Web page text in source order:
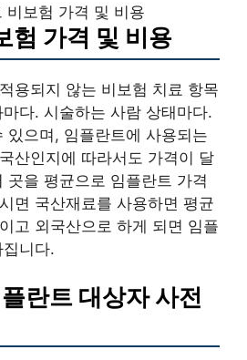
비보험 가격 및 비용
험 가격 및 비용
용되지 않는 비보험 치료 항목
다. 시술하는 사람 상태마다.
있으며, 임플란트에 사용되는
산인지에 따라서도 가격이 달
곳을 평균으로 임플란트 가격
면 국산재료를 사용하면 평균
고 외국산으로 하게 되면 임플
니다.
란트 대상자 사전